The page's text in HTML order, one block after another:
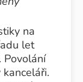
na
let
Povolání